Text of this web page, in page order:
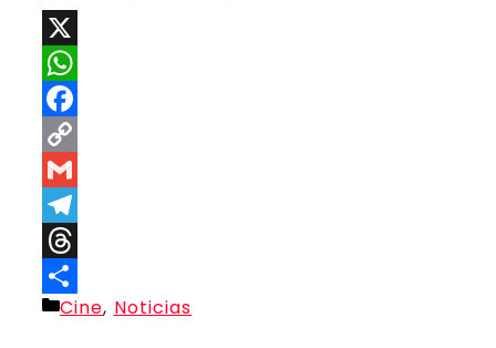
X
WhatsApp
Facebook
Copy
Link
Gmail
Telegram
Threads
Compartir
Categorías
Cine, Noticias